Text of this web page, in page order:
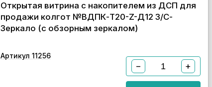
Открытая витрина с накопителем из ДСП для
продажи колгот №ВДПК-Т20-Z-Д12 З/С-
Зеркало (с обзорным зеркалом)
Артикул 11256
− +